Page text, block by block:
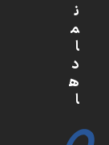
ن
م
ا
د
ه
ا